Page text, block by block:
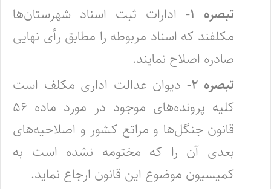
تبصره ۱-
ادارات ثبت اسناد شهرستان‌ها
مکلفند که اسناد مربوطه را مطابق رأی نهایی
صادره اصلاح نمایند. ‌
تبصره ۲-
دیوان عدالت اداری مکلف است
کلیه پرونده‌های موجود در مورد ماده ۵۶
قانون جنگل‌ها و مراتع کشور و اصلاحیه‌های
بعدی آن را که ‌مختومه نشده است به
کمیسیون موضوع این قانون ارجاع نماید. ‌